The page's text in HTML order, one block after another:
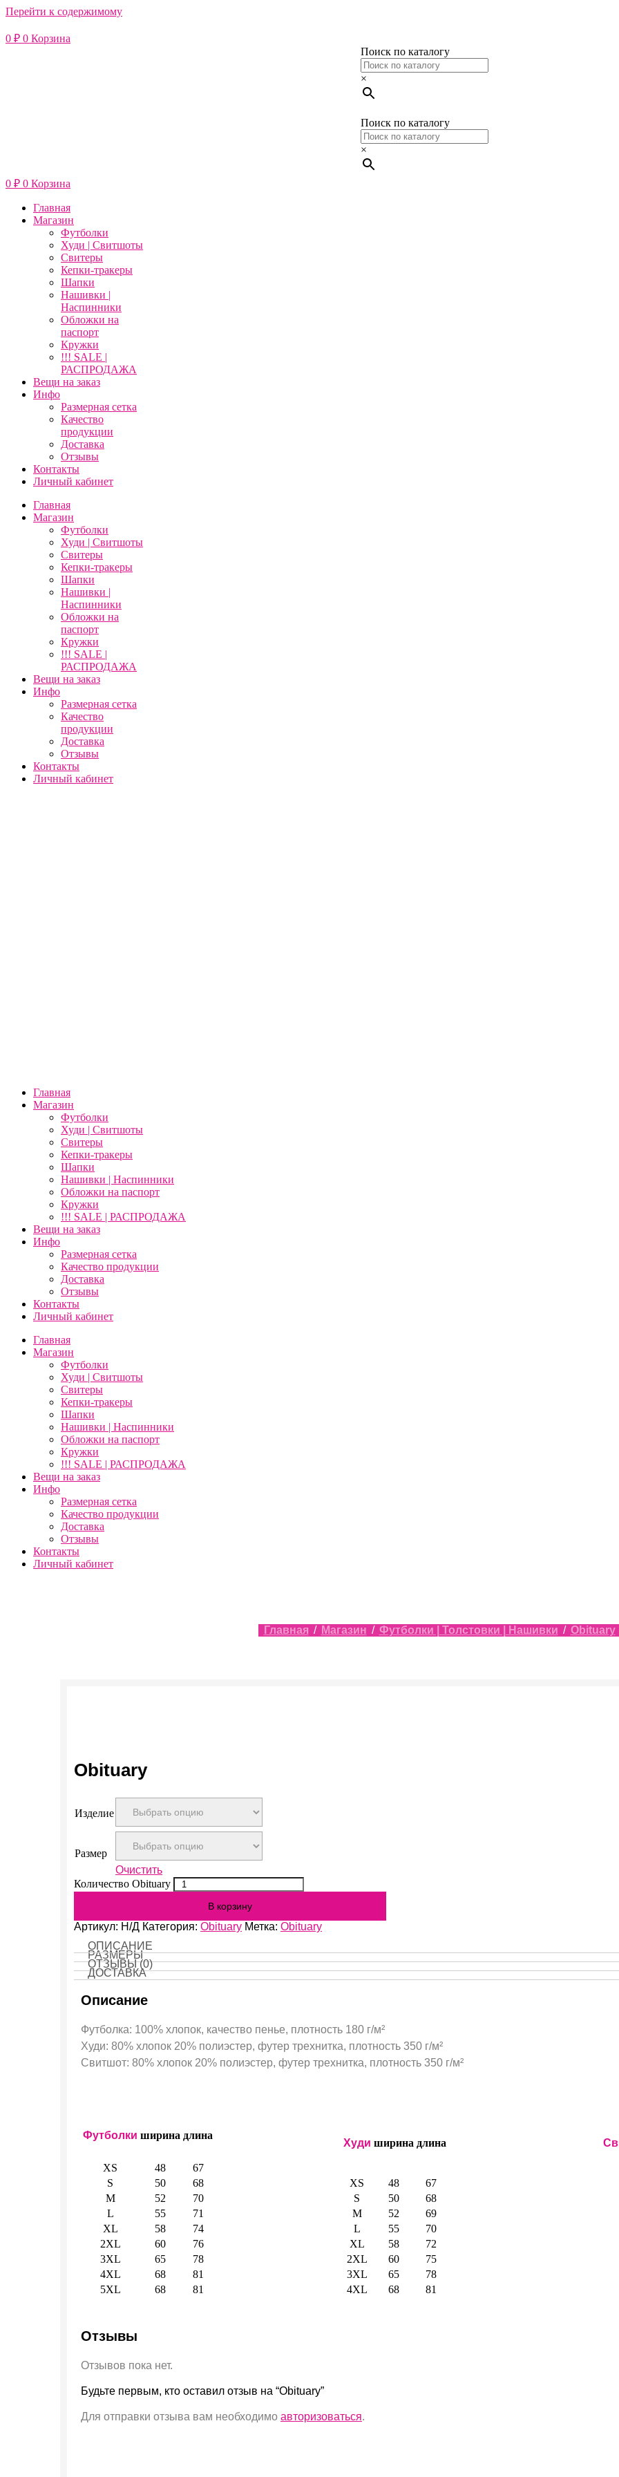
Перейти к содержимому
0 ₽ 0 Корзина
Поиск по каталогу
×
Поиск по каталогу
×
0 ₽ 0 Корзина
Главная
Магазин
Футболки
Худи | Свитшоты
Свитеры
Кепки-тракеры
Шапки
Нашивки |
Наспинники
Обложки на
паспорт
Кружки
!!! SALE |
РАСПРОДАЖА
Вещи на заказ
Инфо
Размерная сетка
Качество
продукции
Доставка
Отзывы
Контакты
Личный кабинет
Главная
Магазин
Футболки
Худи | Свитшоты
Свитеры
Кепки-тракеры
Шапки
Нашивки |
Наспинники
Обложки на
паспорт
Кружки
!!! SALE |
РАСПРОДАЖА
Вещи на заказ
Инфо
Размерная сетка
Качество
продукции
Доставка
Отзывы
Контакты
Личный кабинет
Главная
Магазин
Футболки
Худи | Свитшоты
Свитеры
Кепки-тракеры
Шапки
Нашивки | Наспинники
Обложки на паспорт
Кружки
!!! SALE | РАСПРОДАЖА
Вещи на заказ
Инфо
Размерная сетка
Качество продукции
Доставка
Отзывы
Контакты
Личный кабинет
Главная
Магазин
Футболки
Худи | Свитшоты
Свитеры
Кепки-тракеры
Шапки
Нашивки | Наспинники
Обложки на паспорт
Кружки
!!! SALE | РАСПРОДАЖА
Вещи на заказ
Инфо
Размерная сетка
Качество продукции
Доставка
Отзывы
Контакты
Личный кабинет
Главная / Магазин / Футболки | Толстовки | Нашивки / Obituary
Obituary
Изделие
Размер
Очистить
Количество Obituary
В корзину
Артикул: Н/Д Категория: Obituary Метка: Obituary
ОПИСАНИЕ
РАЗМЕРЫ
ОТЗЫВЫ (0)
ДОСТАВКА
Описание
Футболка: 100% хлопок, качество пенье, плотность 180 г/м²
Худи: 80% хлопок 20% полиэстер, футер трехнитка, плотность 350 г/м²
Свитшот: 80% хлопок 20% полиэстер, футер трехнитка, плотность 350 г/м²
Футболки ширина длина
XS 48
67
S
50
68
M
52
70
L
55
71
XL
58
74
2XL
60
76
3XL
65
78
4XL
68
81
5XL
68 81
Худи ширина длина
XS 48
67
S
50
68
M
52
69
L
55
70
XL
58
72
2XL
60
75
3XL
65
78
4XL
68 81
Отзывы
Отзывов пока нет.
Будьте первым, кто оставил отзыв на “Obituary”
Для отправки отзыва вам необходимо авторизоваться.